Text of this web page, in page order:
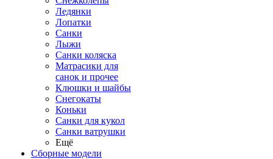
Ледянки
Лопатки
Санки
Лыжи
Санки коляска
Матрасики для
санок и прочее
Клюшки и шайбы
Снегокаты
Коньки
Санки для кукол
Санки ватрушки
Ещё
Сборные модели